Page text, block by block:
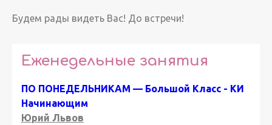
Будем рады видеть Вас! До встречи!
Еженедельные занятия
ПО ПОНЕДЕЛЬНИКАМ — Большой Класс - КИ
Начинающим
Юрий Львов